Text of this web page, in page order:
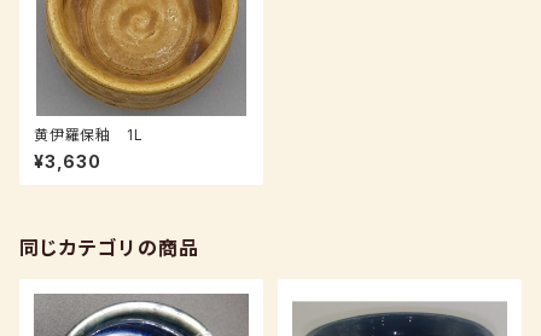
黄伊羅保釉 1L
¥3,630
同じカテゴリの商品